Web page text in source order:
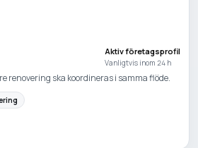
Aktiv företagsprofil
Vanligtvis inom 24 h
renovering ska koordineras i samma flöde.